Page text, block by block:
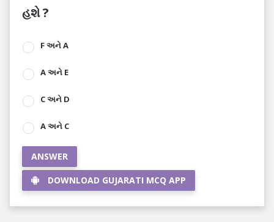
હશે ?
F અને A
A અને E
C અને D
A અને C
ANSWER
DOWNLOAD GUJARATI MCQ APP